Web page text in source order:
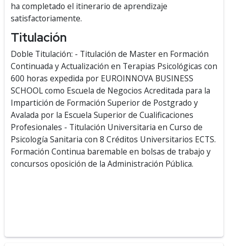
ha completado el itinerario de aprendizaje
satisfactoriamente.
Titulación
Doble Titulación: - Titulación de Master en Formación
Continuada y Actualización en Terapias Psicológicas con
600 horas expedida por EUROINNOVA BUSINESS
SCHOOL como Escuela de Negocios Acreditada para la
Impartición de Formación Superior de Postgrado y
Avalada por la Escuela Superior de Cualificaciones
Profesionales - Titulación Universitaria en Curso de
Psicología Sanitaria con 8 Créditos Universitarios ECTS.
Formación Continua baremable en bolsas de trabajo y
concursos oposición de la Administración Pública.